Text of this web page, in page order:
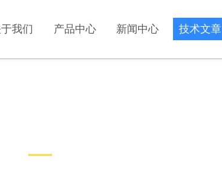
我们 产品中心 新闻中心 技术文章